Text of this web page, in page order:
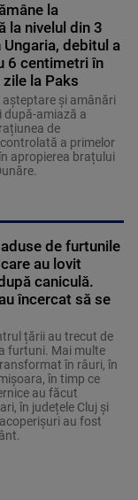
la
la nivelul din 3
debitul a
6 centimetri în
la Paks
așteptare și amânări
după-amiază a
de
a primelor
apropierea brațului
de furtunile
au lovit
caniculă.
încercat să se
țării au trecut de
furtuni. Mai multe
în râuri, în
în timp ce
au făcut
în județele Cluj și
au fost